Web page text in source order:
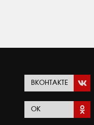
ВКОНТАКТЕ
ОК